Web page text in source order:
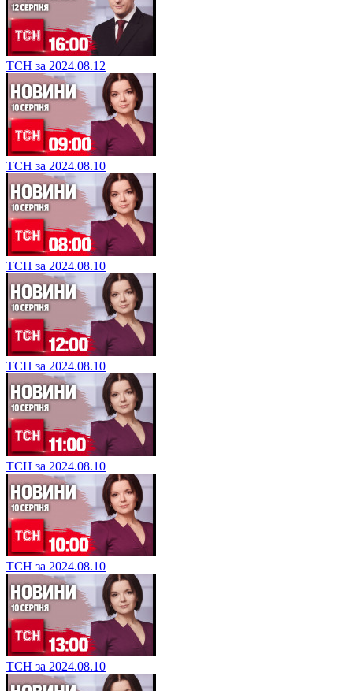
ТСН за 2024.08.12
ТСН за 2024.08.10
ТСН за 2024.08.10
ТСН за 2024.08.10
ТСН за 2024.08.10
ТСН за 2024.08.10
ТСН за 2024.08.10